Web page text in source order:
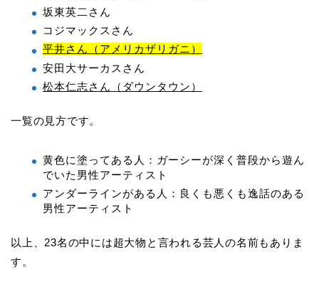
坂東英二さん
コジマックスさん
平井さん（アメリカザリガニ）
安田大サーカスさん
松本仁志さん（ダウンタウン）
一覧の見方です。
黄色に塗ってある人：ガーシーが深く普段から遊ん
でいた男性アーティスト
アンダーラインがある人：良くも悪くも逸話のある
男性アーティスト
以上、23名の中には超大物と言われる芸人の名前もありま
す。